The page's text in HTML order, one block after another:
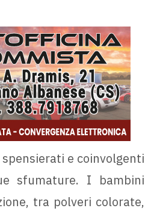
e coinvolgenti
sfumature. I bambini
tra polveri colorate,